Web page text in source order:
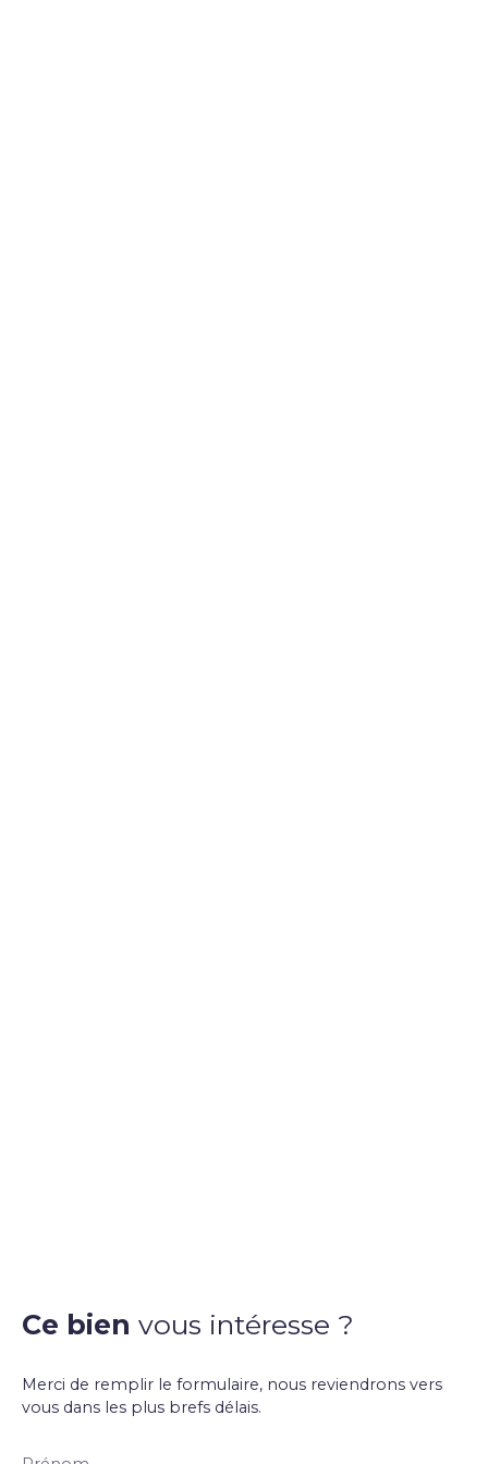
Ce bien vous intéresse ?
Merci de remplir le formulaire, nous reviendrons vers
vous dans les plus brefs délais.